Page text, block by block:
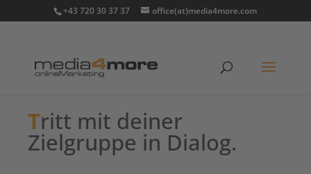
+43 720 30 37 37 office(at)media4more.com
Tritt mit deiner
Zielgruppe in Dialog.